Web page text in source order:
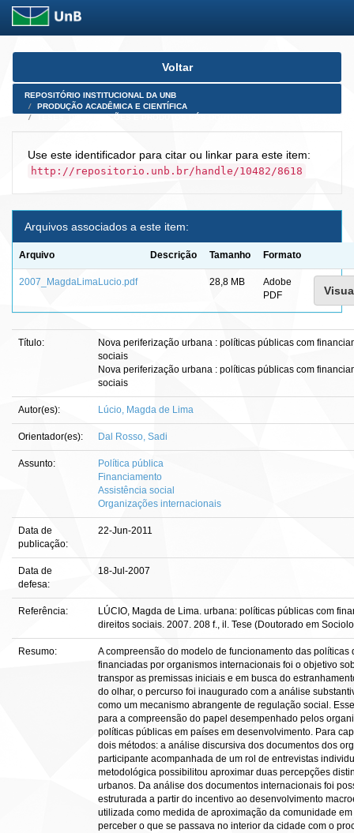
Skip
Voltar
REPOSITÓRIO INSTITUCIONAL DA UNB
PRODUÇÃO ACADÊMICA E CIENTÍFICA
Use este identificador para citar ou linkar para este item:
http://repositorio.unb.br/handle/10482/8618
Arquivos associados a este item:
Arquivo Descrição Tamanho Formato
2007_MagdaLimaLucio.pdf 28,8 MB
Adobe
PDF
Título:
Nova periferização urbana : políticas públicas com
sociais
Nova periferização urbana : políticas públicas com
sociais
Autor(es): Lúcio, Magda de Lima
Orientador(es): Dal Rosso, Sadi
Assunto:
Política pública
Financiamento
Assistência social
Organizações internacionais
Data de
publicação:
22-Jun-2011
Data de
defesa:
18-Jul-2007
Referência:
LÚCIO, Magda de Lima. urbana: políticas públicas com
direitos sociais. 2007. 208 f., il. Tese (Doutorado em
Resumo:
A compreensão do modelo de funcionamento das
financiadas por organismos internacionais foi o objetivo
transpor as premissas iniciais e em busca do
do olhar, o percurso foi inaugurado com a análise
como um mecanismo abrangente de regulação social.
para a compreensão do papel desempenhado pelos
políticas públicas em países em desenvolvimento. Para
dois métodos: a análise discursiva dos documentos dos
participante acompanhada de um rol de entrevistas
metodológica possibilitou aproximar duas percepções
urbanos. Da análise dos documentos internacionais foi
estruturada a partir do incentivo ao desenvolvimento
utilizada como medida de aproximação da comunidade
perceber o que se passava no interior da cidade com o